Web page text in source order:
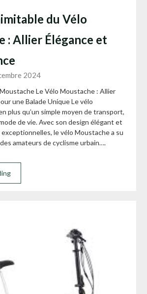
du Vélo
: Allier Élégance et
2024
Le Vélo Moustache : Allier
une Balade Unique Le vélo
plus qu’un simple moyen de transport,
de vie. Avec son design élégant et
le vélo Moustache a su
amateurs de cyclisme urbain….